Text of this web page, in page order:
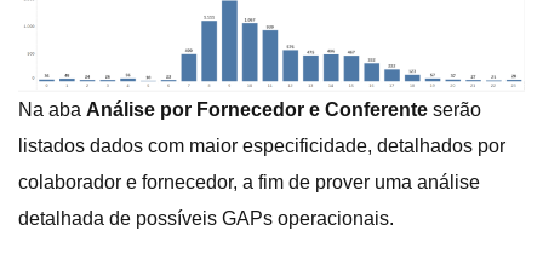
Na aba Análise por Fornecedor e Conferente serão
listados dados com maior especificidade, detalhados por
colaborador e fornecedor, a fim de prover uma análise
detalhada de possíveis GAPs operacionais.